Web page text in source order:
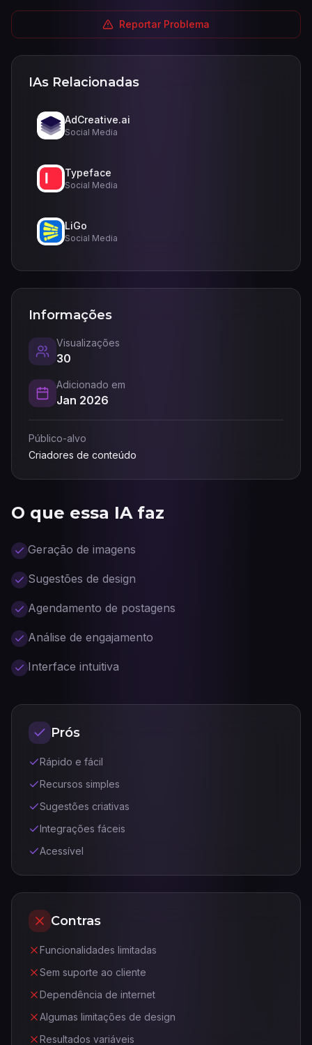
O que essa IA faz
Geração de imagens
Sugestões de design
Agendamento de postagens
Análise de engajamento
Interface intuitiva
Prós
Rápido e fácil
Recursos simples
Sugestões criativas
Integrações fáceis
Acessível
Contras
Funcionalidades limitadas
Sem suporte ao cliente
Dependência de internet
Algumas limitações de design
Resultados variáveis
Reportar Problema
IAs Relacionadas
AdCreative.ai
Social Media
Typeface
Social Media
LiGo
Social Media
Informações
Visualizações
30
Adicionado em
Jan 2026
Público-alvo
Criadores de conteúdo